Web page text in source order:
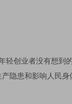
轻创业者没有想到
隐患和影响人民